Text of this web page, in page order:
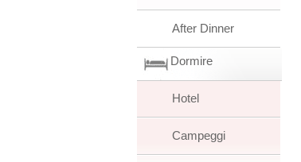
After Dinner
Dormire
Hotel
Campeggi